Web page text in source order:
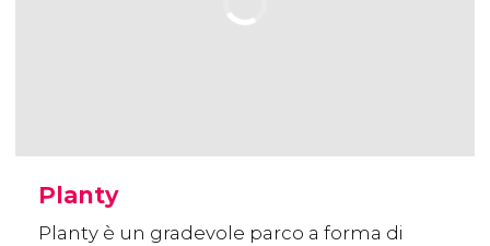
Planty
Planty è un gradevole parco a forma di